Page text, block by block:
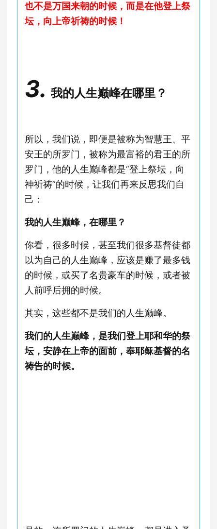
也不是万国来朝的时候，而是在他登上祭
坛，向上帝祈祷的时候！
3. 我的人生巅峰在哪里？
所以，我们说，即便是被称为智慧王、平
安王的所罗门，被称为最富裕的君王的所
罗门，他的人生巅峰都是“登上祭坛，向
神祈祷”的时候，让我们再来反思我们自
己：
我的人生巅峰，在哪里？
你看，很多时候，甚至我们很多基督徒都
以为自己的人生巅峰，应该是赚了最多钱
的时候，或买了名贵豪车的时候，或者被
人前呼后拥的时候。
其实，这些都不是我们的人生巅峰。
我们的人生巅峰，是我们登上耶和华的祭
坛，安静在上帝的面前，奉耶稣基督的名
祷告的时候。